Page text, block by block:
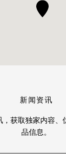
新闻资讯
获取独家内容、
品信息。